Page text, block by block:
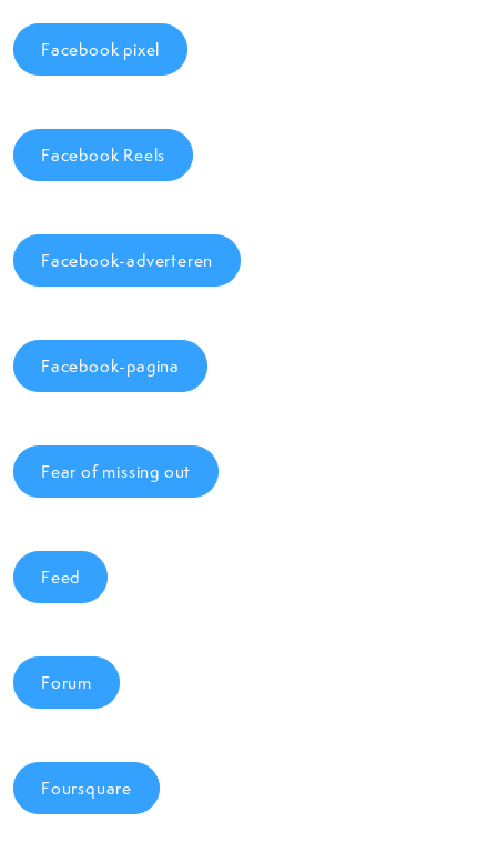
Facebook pixel
Facebook Reels
Facebook-adverteren
Facebook-pagina
Fear of missing out
Feed
Forum
Foursquare